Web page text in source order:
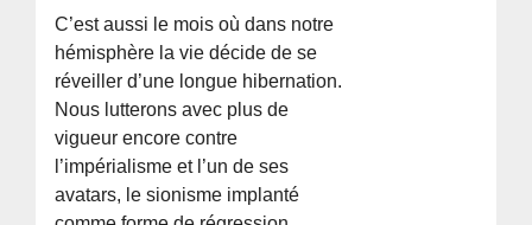
C’est aussi le mois où dans notre
hémisphère la vie décide de se
réveiller d’une longue hibernation.
Nous lutterons avec plus de
vigueur encore contre
l’impérialisme et l’un de ses
avatars, le sionisme implanté